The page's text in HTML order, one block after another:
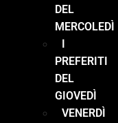
DEL
MERCOLEDÌ
I
PREFERITI
DEL
GIOVEDÌ
VENERDÌ